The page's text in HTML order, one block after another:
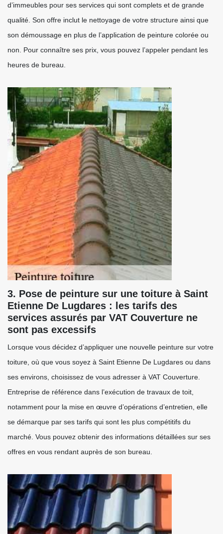
d’immeubles pour ses services qui sont complets et de grande
qualité. Son offre inclut le nettoyage de votre structure ainsi que
son démoussage en plus de l’application de peinture colorée ou
non. Pour connaître ses prix, vous pouvez l’appeler pendant les
heures de bureau.
3. Pose de peinture sur une toiture à Saint
Etienne De Lugdares : les tarifs des
services assurés par VAT Couverture ne
sont pas excessifs
Lorsque vous décidez d’appliquer une nouvelle peinture sur votre
toiture, où que vous soyez à Saint Etienne De Lugdares ou dans
ses environs, choisissez de vous adresser à VAT Couverture.
Entreprise de référence dans l’exécution de travaux de toit,
notamment pour la mise en œuvre d’opérations d’entretien, elle
se démarque par ses tarifs qui sont les plus compétitifs du
marché. Vous pouvez obtenir des informations détaillées sur ses
offres en vous rendant auprès de son bureau.